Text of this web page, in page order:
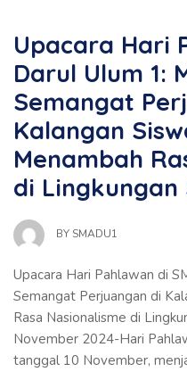
Upacara Hari
Darul Ulum 1:
Semangat
Kalangan
Menambah
di Lingkungan
BY SMADU1
Upacara Hari Pahlawan di
Semangat Perjuangan di
Rasa Nasionalisme di
November 2024-Hari
tanggal 10 November,